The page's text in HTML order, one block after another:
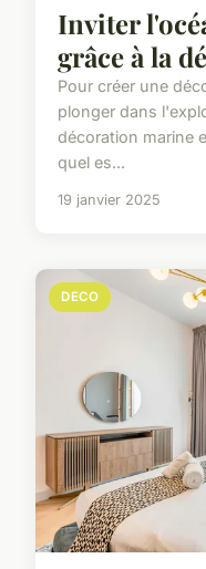
Inviter
grâce à la
Pour créer une
plonger dans
décoration marine
quel es...
19 janvier 2025
DECO